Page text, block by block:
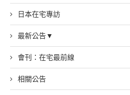
日本在宅專訪
最新公告▼
會刊：在宅最前線
相關公告